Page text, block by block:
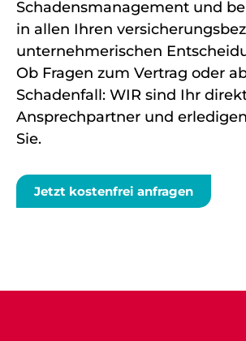
Schadensmanagement und
in allen Ihren
unternehmerischen
Ob Fragen zum Vertrag oder
Schadenfall: WIR sind Ihr
Ansprechpartner und
Sie.
Jetzt kostenfrei anfragen